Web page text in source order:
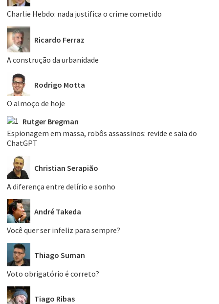
Charlie Hebdo: nada justifica o crime cometido
Ricardo Ferraz
A construção da urbanidade
Rodrigo Motta
O almoço de hoje
Rutger Bregman
Espionagem em massa, robôs assassinos: revide e saia do
ChatGPT
Christian Serapião
A diferença entre delírio e sonho
André Takeda
Você quer ser infeliz para sempre?
Thiago Suman
Voto obrigatório é correto?
Tiago Ribas